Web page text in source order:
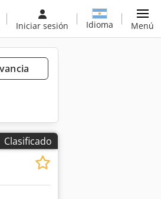
Iniciar sesión Idioma Menú
Clasificado